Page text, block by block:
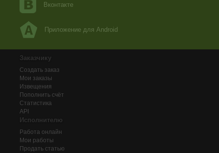
Вконтакте
Приложение для Android
Заказчику
Создать заказ
Мои заказы
Извещения
Пополнить счёт
Статистика
API
Исполнителю
Работа онлайн
Мои работы
Продать статью